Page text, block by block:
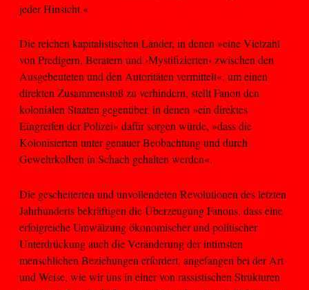
jeder Hinsicht.«
Die reichen kapitalistischen Länder, in denen »eine Vielzahl
von Predigern, Beratern und ›Mystifizierten‹ zwischen den
Ausgebeuteten und den Autoritäten vermittelt«, um einen
direkten Zusammenstoß zu verhindern, stellt Fanon den
kolonialen Staaten gegenüber, in denen »ein direktes
Eingreifen der Polizei« dafür sorgen würde, »dass die
Kolonisierten unter genauer Beobachtung und durch
Gewehrkolben in Schach gehalten werden«.
Die gescheiterten und unvollendeten Revolutionen des letzten
Jahrhunderts bekräftigen die Überzeugung Fanons, dass eine
erfolgreiche Umwälzung ökonomischer und politischer
Unterdrückung auch die Veränderung der intimsten
menschlichen Beziehungen erfordert, angefangen bei der Art
und Weise, wie wir uns in einer von rassistischen Strukturen